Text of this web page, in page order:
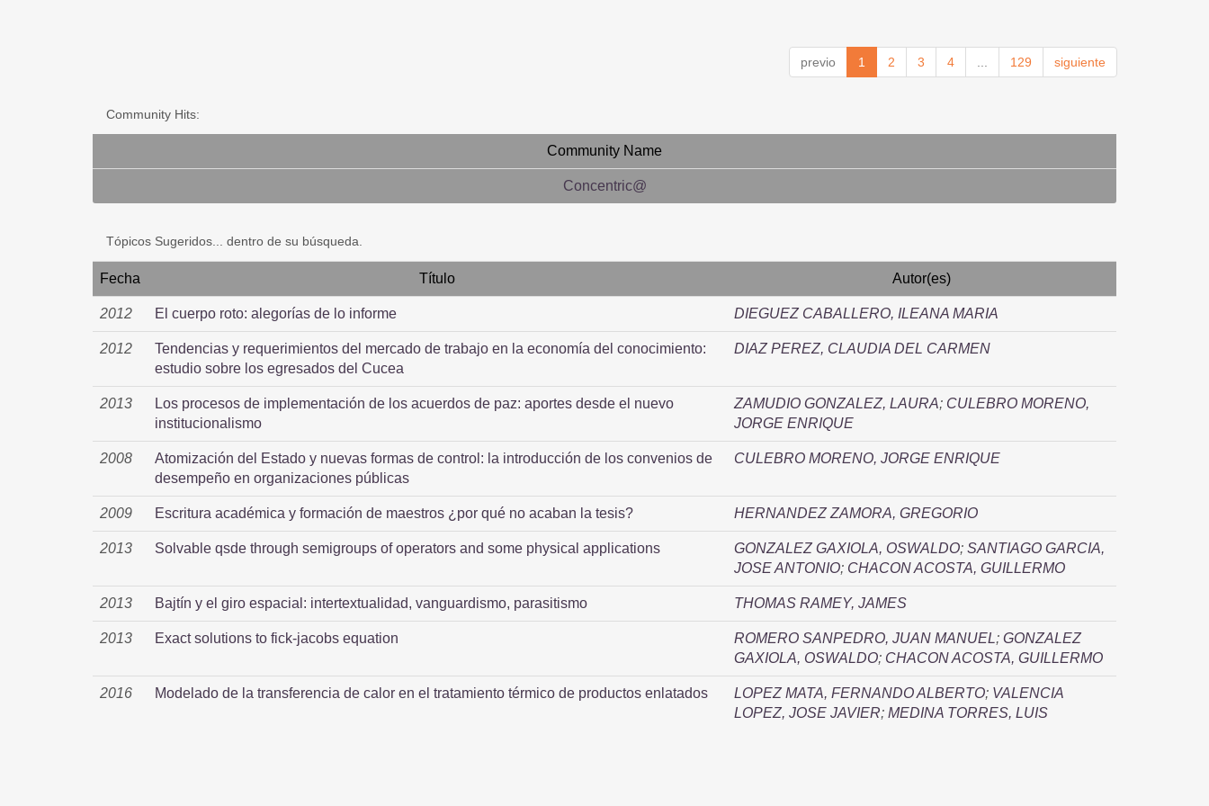
previo 1 2 3 4 129 siguiente
Community Hits:
Community Name
Concentric@
Tópicos Sugeridos... dentro de su búsqueda.
Fecha Título Autor(es)
2012 El cuerpo roto: alegorías de lo informe DIEGUEZ CABALLERO, ILEANA MARIA
2012
Tendencias y requerimientos del mercado de trabajo en la economía del conocimiento:
estudio sobre los egresados del Cucea
DIAZ PEREZ, CLAUDIA DEL CARMEN
2013
Los procesos de implementación de los acuerdos de paz: aportes desde el nuevo
institucionalismo
ZAMUDIO GONZALEZ, LAURA; CULEBRO MORENO,
JORGE ENRIQUE
2008
Atomización del Estado y nuevas formas de control: la introducción de los convenios de
desempeño en organizaciones públicas
CULEBRO MORENO, JORGE ENRIQUE
2009 Escritura académica y formación de maestros ¿por qué no acaban la tesis? HERNANDEZ ZAMORA, GREGORIO
2013 Solvable qsde through semigroups of operators and some physical applications GONZALEZ GAXIOLA, OSWALDO; SANTIAGO GARCIA,
JOSE ANTONIO; CHACON ACOSTA, GUILLERMO
2013 Bajtín y el giro espacial: intertextualidad, vanguardismo, parasitismo THOMAS RAMEY, JAMES
2013 Exact solutions to fick-jacobs equation ROMERO SANPEDRO, JUAN MANUEL; GONZALEZ
GAXIOLA, OSWALDO; CHACON ACOSTA, GUILLERMO
2016 Modelado de la transferencia de calor en el tratamiento térmico de productos enlatados LOPEZ MATA, FERNANDO ALBERTO; VALENCIA
LOPEZ, JOSE JAVIER; MEDINA TORRES, LUIS